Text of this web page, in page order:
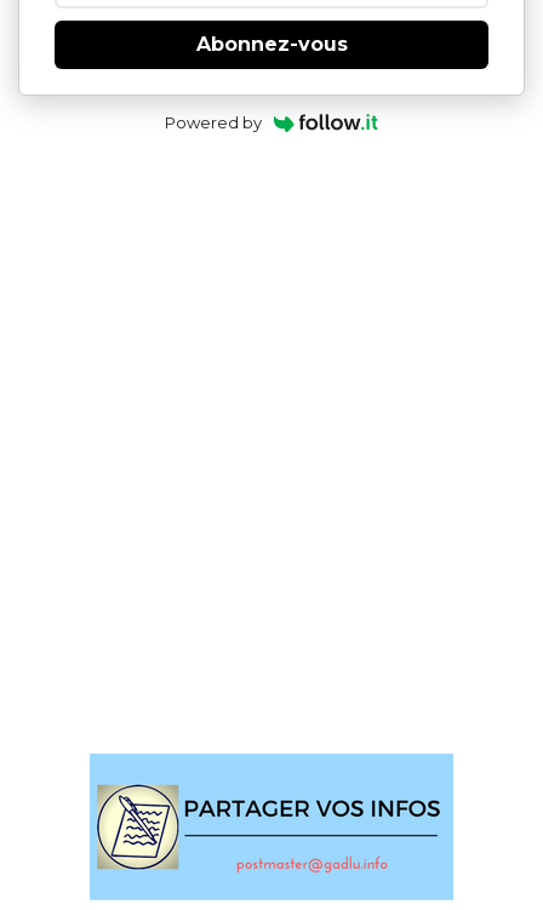
Abonnez-vous
Powered by